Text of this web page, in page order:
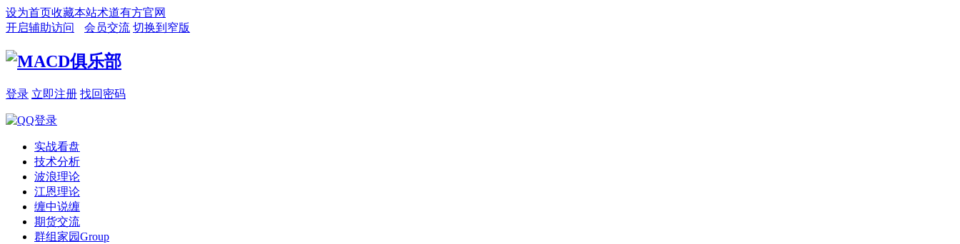
设为首页收藏本站术道有方官网
开启辅助访问
会员交流 切换到窄版
登录 立即注册 找回密码
实战看盘
技术分析
波浪理论
江恩理论
缠中说缠
期货交流
群组家园Group